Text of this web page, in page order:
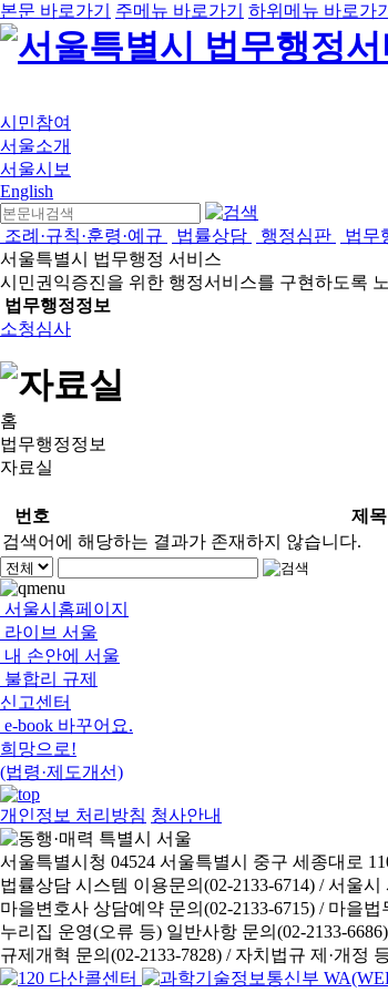
본문 바로가기 주메뉴 바로가기 하위메뉴 바로가기
시민참여
서울소개
서울시보
English
조례·규칙·훈령·예규 법률상담 행정심판 법무
서울특별시 법무행정 서비스
시민권익증진을 위한 행정서비스를 구현하도록
법무행정정보
소청심사
홈
법무행정정보
자료실
번호
제목
검색어에 해당하는 결과가 존재하지 않습니다.
서울시홈페이지
라이브 서울
내 손안에 서울
불합리 규제
신고센터
e-book 바꾸어요.
희망으로!
(법령·제도개선)
개인정보 처리방침 청사안내
서울특별시청 04524 서울특별시 중구 세종대로
법률상담 시스템 이용문의(02-2133-6714) /서울시
마을변호사 상담예약 문의(02-2133-6715) / 마을법
누리집 운영(오류 등) 일반사항 문의(02-2133-6686)
규제개혁 문의(02-2133-7828) / 자치법규 제·개정